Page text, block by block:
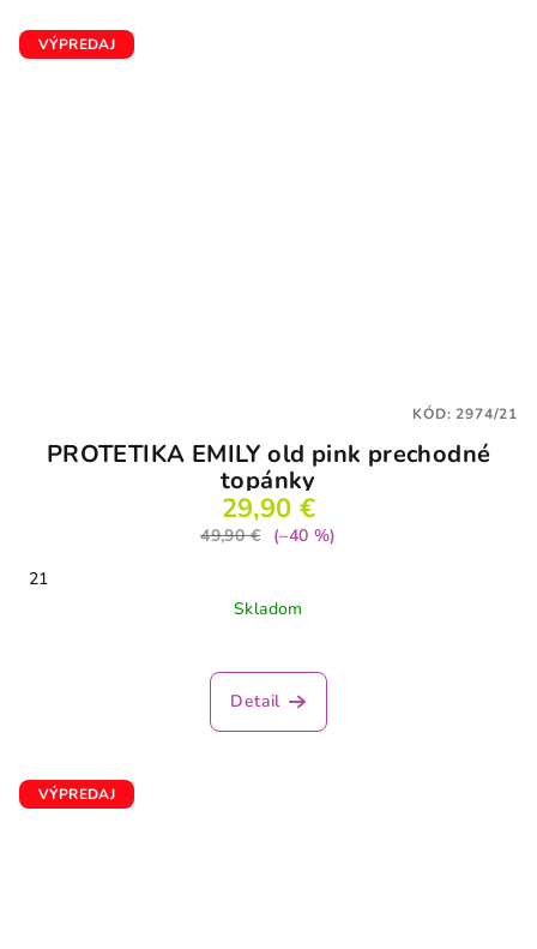
VÝPREDAJ
PROTETIKA EMILY old pink prechodné
topánky
29,90 €
49,90 €
(–40 %)
21
Skladom
Detail
KÓD:2974/21
VÝPREDAJ